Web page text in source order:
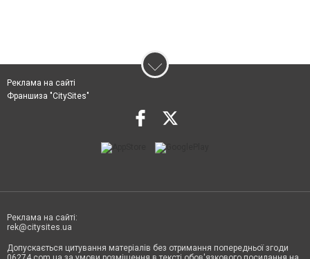
Реклама на сайті
Франшиза "CitySites"
Реклама на сайті:
rek@citysites.ua
Допускається цитування матеріалів без отримання попередньої згоди